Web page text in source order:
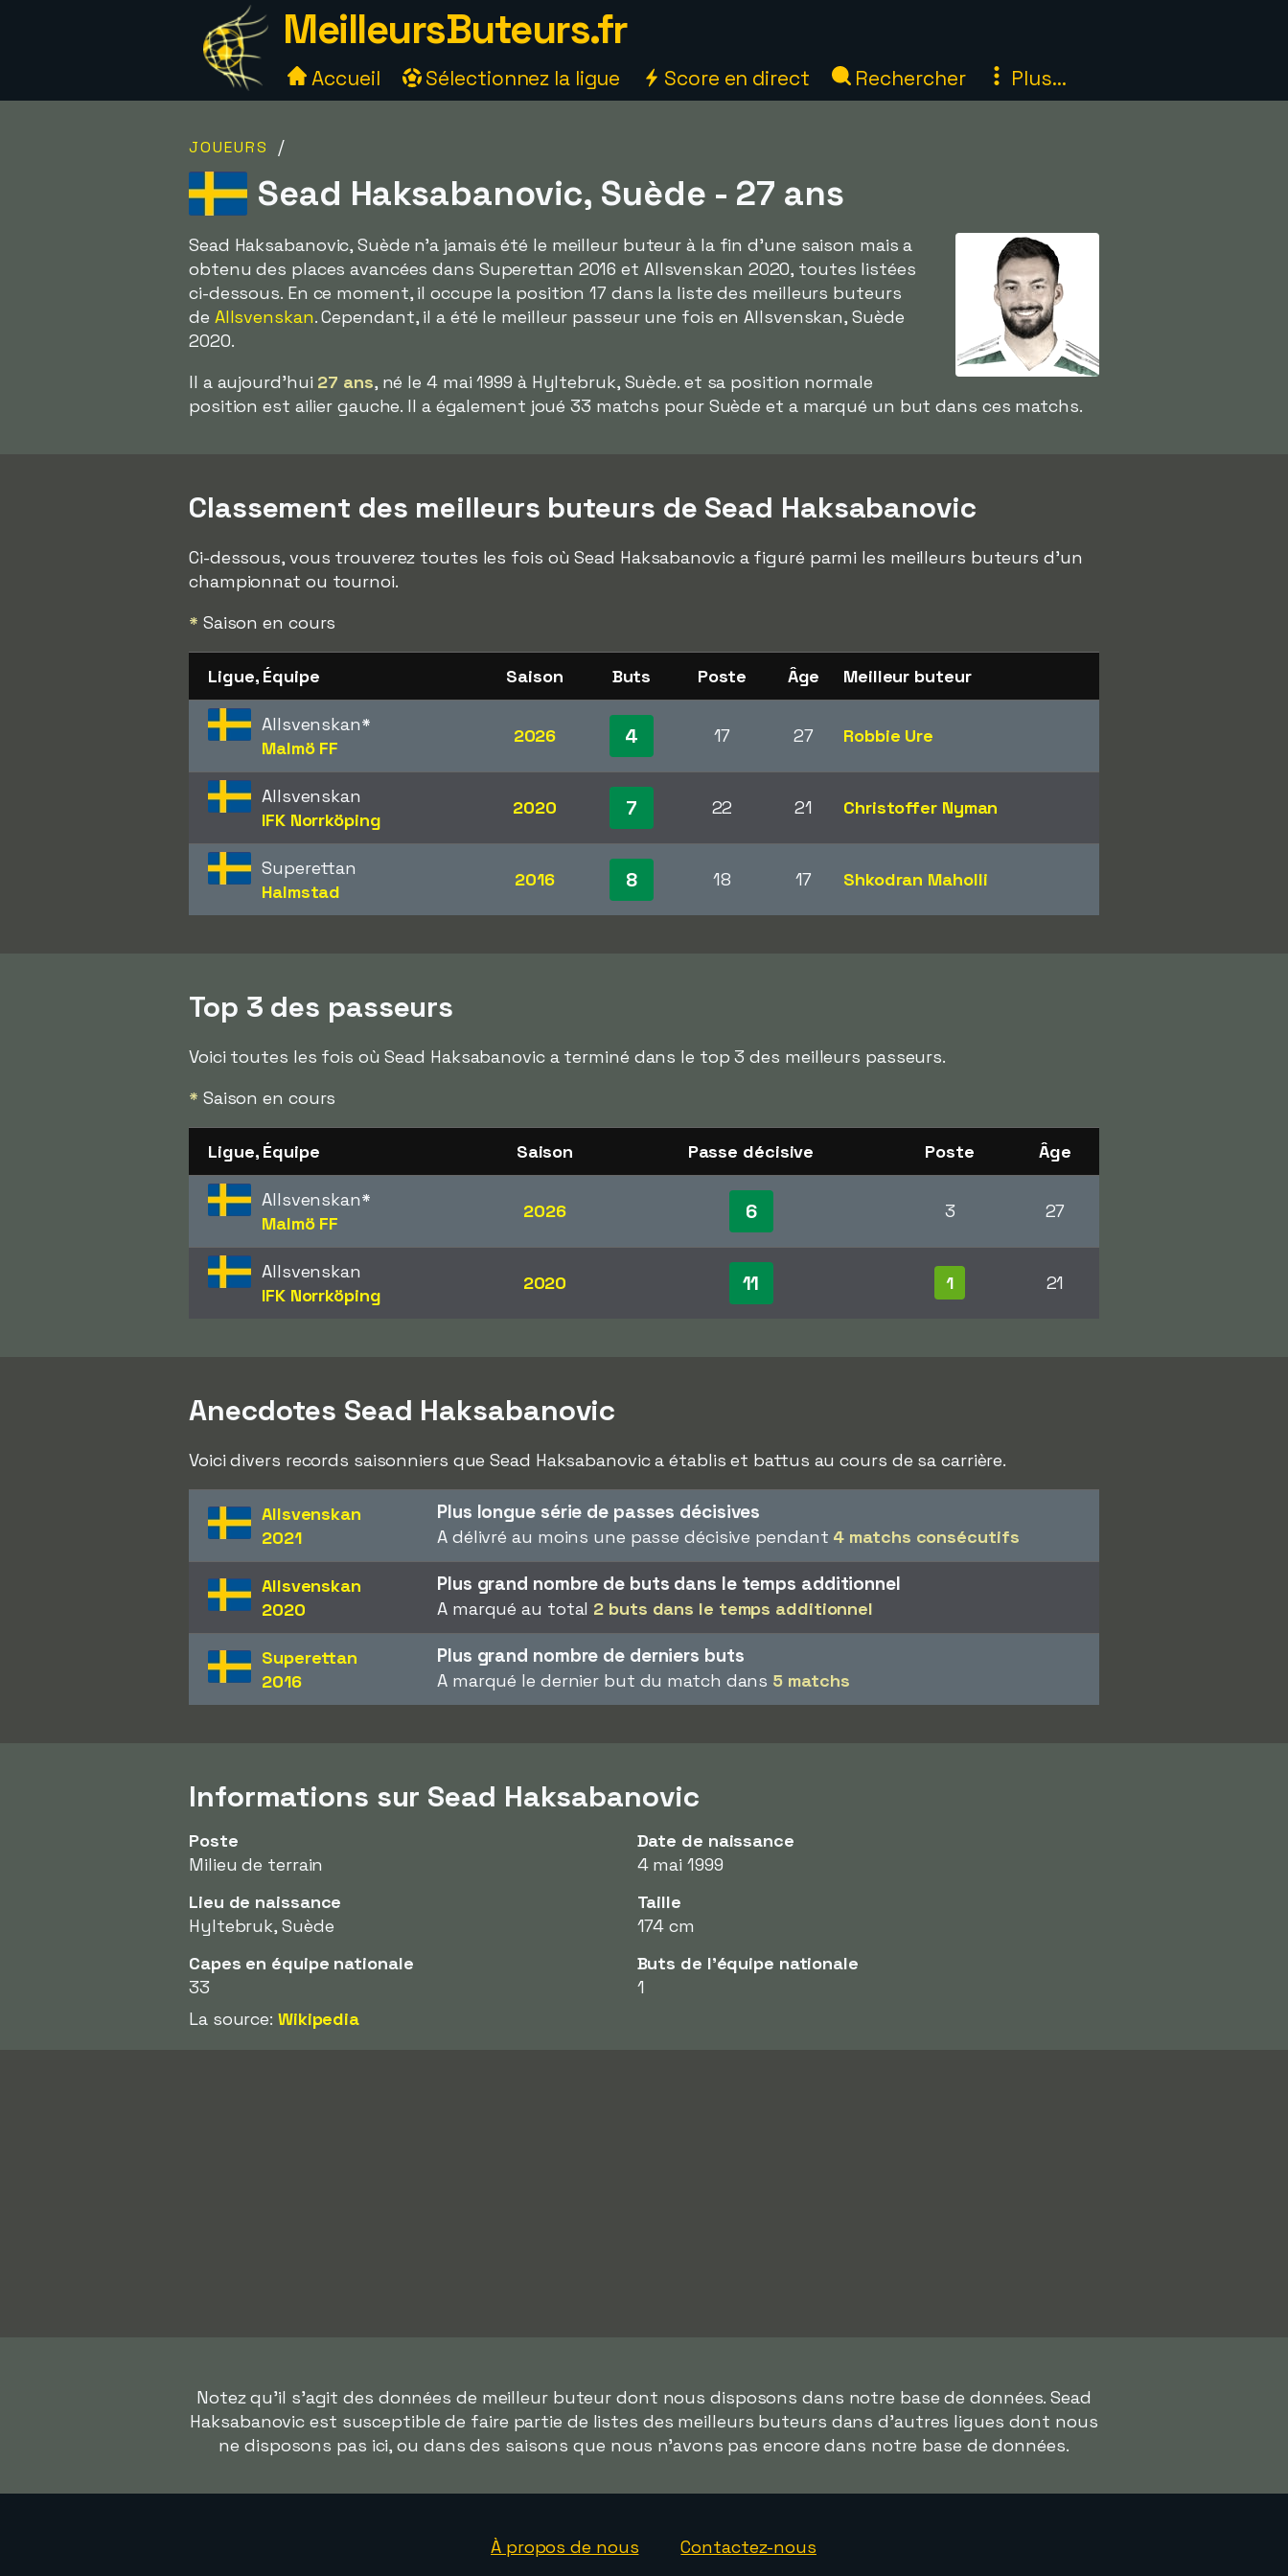
MeilleursButeurs.fr
Accueil Sélectionnez la ligue Score en direct Rechercher Plus...
JOUEURS /
Sead Haksabanovic, Suède - 27 ans
Sead Haksabanovic, Suède n'a jamais été le meilleur buteur à la fin d'une saison mais a
obtenu des places avancées dans Superettan 2016 et Allsvenskan 2020, toutes listées
ci-dessous. En ce moment, il occupe la position 17 dans la liste des meilleurs buteurs
de Allsvenskan. Cependant, il a été le meilleur passeur une fois en Allsvenskan, Suède
2020.
Il a aujourd'hui 27 ans, né le 4 mai 1999 à Hyltebruk, Suède. et sa position normale
position est ailier gauche. Il a également joué 33 matchs pour Suède et a marqué un but dans ces matchs.
Classement des meilleurs buteurs de Sead Haksabanovic
Ci-dessous, vous trouverez toutes les fois où Sead Haksabanovic a figuré parmi les meilleurs buteurs d'un
championnat ou tournoi.
* Saison en cours
Ligue, Équipe Saison Buts Poste Âge Meilleur buteur
Allsvenskan*
Malmö FF
2026 4 17 27 Robbie Ure
Allsvenskan
IFK Norrköping
2020 7 22 21 Christoffer Nyman
Superettan
Halmstad
2016 8 18 17 Shkodran Maholli
Top 3 des passeurs
Voici toutes les fois où Sead Haksabanovic a terminé dans le top 3 des meilleurs passeurs.
* Saison en cours
Ligue, Équipe Saison Passe décisive Poste Âge
Allsvenskan*
Malmö FF
2026 6 3 27
Allsvenskan
IFK Norrköping
2020 11 1 21
Anecdotes Sead Haksabanovic
Voici divers records saisonniers que Sead Haksabanovic a établis et battus au cours de sa carrière.
Allsvenskan
2021
Plus longue série de passes décisives
A délivré au moins une passe décisive pendant 4 matchs consécutifs
Allsvenskan
2020
Plus grand nombre de buts dans le temps additionnel
A marqué au total 2 buts dans le temps additionnel
Superettan
2016
Plus grand nombre de derniers buts
A marqué le dernier but du match dans 5 matchs
Informations sur Sead Haksabanovic
Poste
Milieu de terrain
Date de naissance
4 mai 1999
Lieu de naissance
Hyltebruk, Suède
Taille
174 cm
Capes en équipe nationale
33
Buts de l'équipe nationale
1
La source: Wikipedia
Notez qu'il s'agit des données de meilleur buteur dont nous disposons dans notre base de données. Sead
Haksabanovic est susceptible de faire partie de listes des meilleurs buteurs dans d'autres ligues dont nous
ne disposons pas ici, ou dans des saisons que nous n'avons pas encore dans notre base de données.
À propos de nous Contactez-nous